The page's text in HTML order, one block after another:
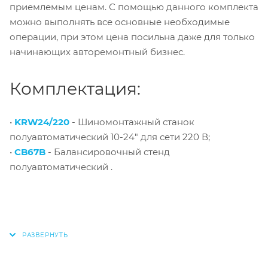
приемлемым ценам. С помощью данного комплекта
можно выполнять все основные необходимые
операции, при этом цена посильна даже для только
начинающих авторемонтный бизнес.
Комплектация:
• KRW24/220 - Шиномонтажный станок
полуавтоматический 10-24" для сети 220 В;
• CB67B - Балансировочный стенд
полуавтоматический .